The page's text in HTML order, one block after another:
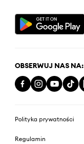
OBSERWUJ NAS NA:
Polityka prywatności
Regulamin